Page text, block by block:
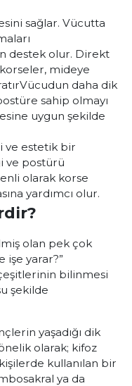
sağlar. Vücutta
destek olur. Direkt
korseler, mideye
Vücudun daha dik
sahip olmayı
uygun şekilde
ve estetik bir
ve postürü
olarak korse
yardımcı olur.
olan pek çok
işe yarar?”
bilinmesi
şekilde
yaşadığı dik
olarak; kifoz
kullanılan bir
ya da